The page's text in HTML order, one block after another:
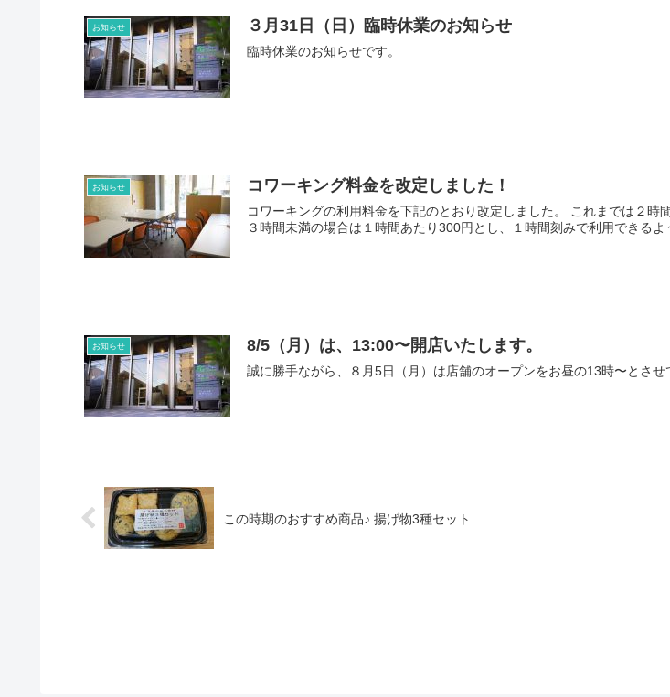
お知らせ ３月31日（日）臨時休業のお知らせ
臨時休業のお知らせです。
お知らせ コワーキング料金を改定しました！
コワーキングの利用料金を下記のとおり改定しました。 これまでは２
３時間未満の場合は１時間あたり300円とし、１時間刻みで利用できるよ
お知らせ 8/5（月）は、13:00〜開店いたします。
誠に勝手ながら、８月5日（月）は店舗のオープンをお昼の13時〜とさせ
この時期のおすすめ商品♪ 揚げ物3種セット